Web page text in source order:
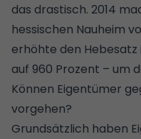
das drastisch. 2014
hessischen Nauheim
erhöhte den Hebesatz
auf 960 Prozent – um
Können Eigentümer
vorgehen?
Grundsätzlich haben